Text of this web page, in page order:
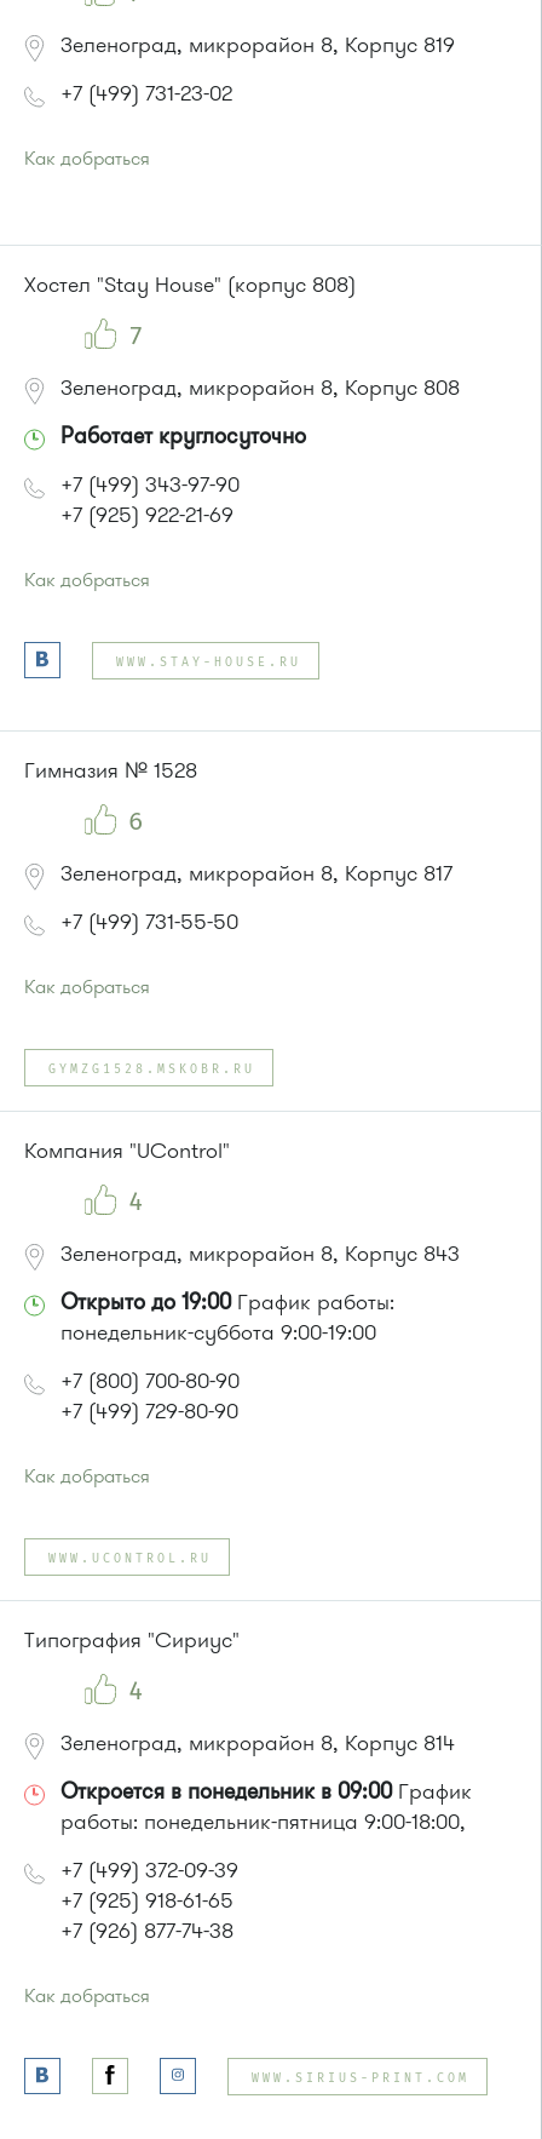
Зеленоград, микрорайон 8, Корпус 819
+7 (499) 731-23-02
Как добраться
Маршрутка № 409м, 419м
или до остановки"Корпус 815":
Хостел "Stay House" (корпус 808)
7
Зеленоград, микрорайон 8, Корпус 808
Работает круглосуточно
+7 (499) 343-97-90
+7 (925) 922-21-69
Как добраться
Автобусы № 2, 3, 8, 11, 19, 29, 32.
Маршрутка № 408м, 419м
Автобус № 21
WWW.STAY-HOUSE.RU
Гимназия № 1528
6
Зеленоград, микрорайон 8, Корпус 817
+7 (499) 731-55-50
Как добраться
Автобус № 21
или до остановки"Поликлиника 105"
Автобусы № 2, 3, 9, 11, 19, 31, 32.
GYMZG1528.MSKOBR.RU
Компания "UControl"
4
Зеленоград, микрорайон 8, Корпус 843
Открыто до 19:00График работы:
понедельник-суббота 9:00-19:00
+7 (800) 700-80-90
+7 (499) 729-80-90
Как добраться
Автобусы № 2, 3, 9, 11, 19, 21, 31, 32.
Маршрутка № 409м, 419м
или до остановки"Заводская улица":
Маршрутка № 460м
WWW.UCONTROL.RU
Типография "Сириус"
4
Зеленоград, микрорайон 8, Корпус 814
Откроется в понедельник в 09:00График
работы: понедельник-пятница 9:00-18:00,
+7 (499) 372-09-39
+7 (925) 918-61-65
+7 (926) 877-74-38
Как добраться
Автобус № 21
или до остановки"Промкомбинат":
WWW.SIRIUS-PRINT.COM